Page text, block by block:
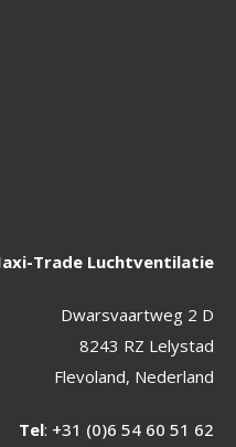
Trade Luchtventilatie
Dwarsvaartweg 2 D
8243 RZ Lelystad
Flevoland, Nederland
Tel: +31 (0)6 54 60 51 62